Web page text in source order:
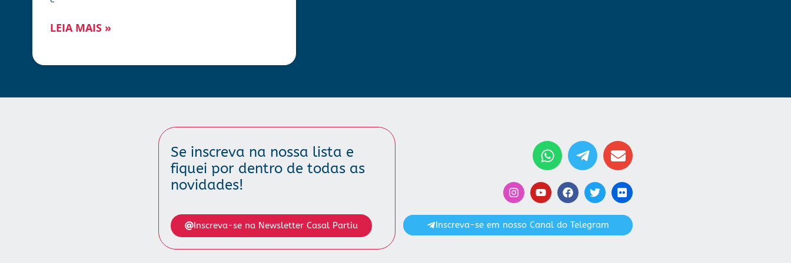
LEIA MAIS »
Se inscreva na nossa lista e
fiquei por dentro de todas as
novidades!
Inscreva-se na Newsletter Casal Partiu Inscreva-se em nosso Canal do Telegram